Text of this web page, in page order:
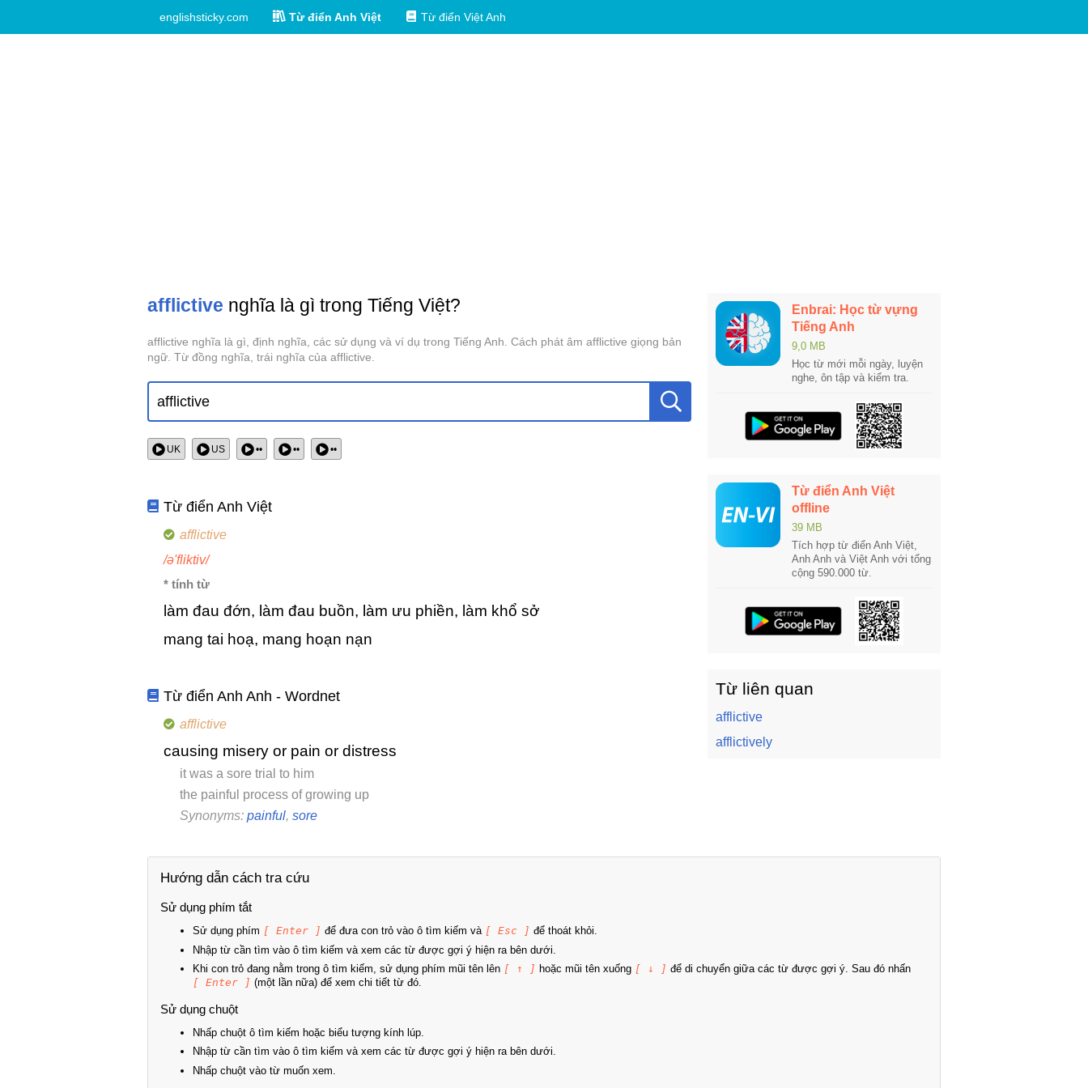
englishsticky.com Từ điển Anh Việt Từ điển Việt Anh
afflictive nghĩa là gì trong Tiếng Việt?
afflictive nghĩa là gì, định nghĩa, các sử dụng và ví dụ trong Tiếng Anh. Cách phát âm afflictive giọng bản
ngữ. Từ đồng nghĩa, trái nghĩa của afflictive.
UK US •• •• ••
Từ điển Anh Việt
afflictive
/ə'fliktiv/
* tính từ
làm đau đớn, làm đau buồn, làm ưu phiền, làm khổ sở
mang tai hoạ, mang hoạn nạn
Từ điển Anh Anh - Wordnet
afflictive
causing misery or pain or distress
it was a sore trial to him
the painful process of growing up
Synonyms: painful, sore
Enbrai: Học từ vựng
Tiếng Anh
9,0 MB
Học từ mới mỗi ngày, luyện
nghe, ôn tập và kiểm tra.
Từ điển Anh Việt
offline
39 MB
Tích hợp từ điển Anh Việt,
Anh Anh và Việt Anh với tổng
cộng 590.000 từ.
Từ liên quan
afflictive
afflictively
Hướng dẫn cách tra cứu
Sử dụng phím tắt
Sử dụng phím [ Enter ] để đưa con trỏ vào ô tìm kiếm và [ Esc ] để thoát khỏi.
Nhập từ cần tìm vào ô tìm kiếm và xem các từ được gợi ý hiện ra bên dưới.
Khi con trỏ đang nằm trong ô tìm kiếm, sử dụng phím mũi tên lên [ ↑ ] hoặc mũi tên xuống [ ↓ ] để di chuyển giữa các từ được gợi ý. Sau đó nhấn
[ Enter ] (một lần nữa) để xem chi tiết từ đó.
Sử dụng chuột
Nhấp chuột ô tìm kiếm hoặc biểu tượng kính lúp.
Nhập từ cần tìm vào ô tìm kiếm và xem các từ được gợi ý hiện ra bên dưới.
Nhấp chuột vào từ muốn xem.